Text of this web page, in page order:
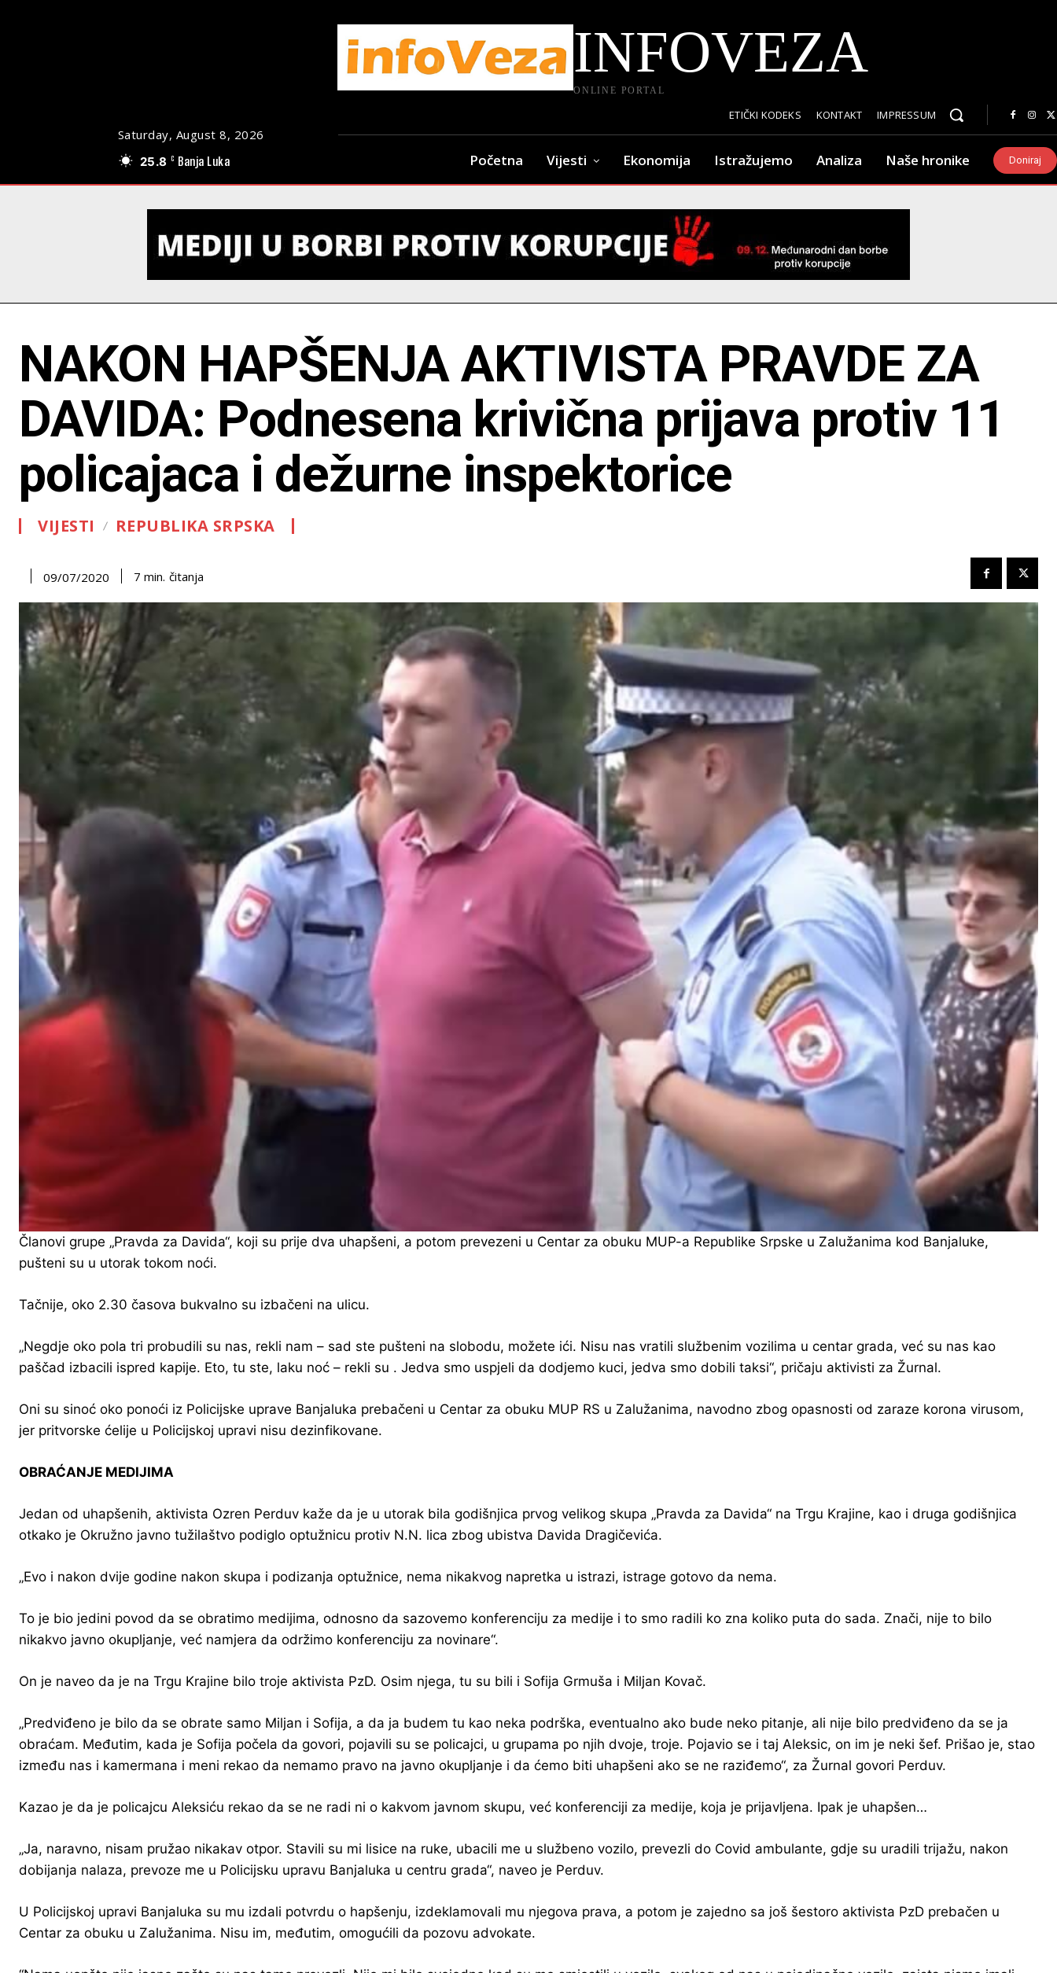
Saturday, August 8, 2026
25.8 C Banja Luka
INFOVEZA
ONLINE PORTAL
ETIČKI KODEKS KONTAKT IMPRESSUM
Početna Vijesti Ekonomija Istražujemo Analiza Naše hronike Doniraj
NAKON HAPŠENJA AKTIVISTA PRAVDE ZA
DAVIDA: Podnesena krivična prijava protiv 11
policajaca i dežurne inspektorice
VIJESTI REPUBLIKA SRPSKA
09/07/2020 7 min. čitanja
Članovi grupe „Pravda za Davida“, koji su prije dva uhapšeni, a potom prevezeni u Centar za obuku MUP-a Republike Srpske u Zalužanima kod Banjaluke,
pušteni su u utorak tokom noći.
Tačnije, oko 2.30 časova bukvalno su izbačeni na ulicu.
„Negdje oko pola tri probudili su nas, rekli nam – sad ste pušteni na slobodu, možete ići. Nisu nas vratili službenim vozilima u centar grada, već su nas kao
paščad izbacili ispred kapije. Eto, tu ste, laku noć – rekli su . Jedva smo uspjeli da dodjemo kuci, jedva smo dobili taksi“, pričaju aktivisti za Žurnal.
Oni su sinoć oko ponoći iz Policijske uprave Banjaluka prebačeni u Centar za obuku MUP RS u Zalužanima, navodno zbog opasnosti od zaraze korona virusom,
jer pritvorske ćelije u Policijskoj upravi nisu dezinfikovane.
OBRAĆANJE MEDIJIMA
Jedan od uhapšenih, aktivista Ozren Perduv kaže da je u utorak bila godišnjica prvog velikog skupa „Pravda za Davida“ na Trgu Krajine, kao i druga godišnjica
otkako je Okružno javno tužilaštvo podiglo optužnicu protiv N.N. lica zbog ubistva Davida Dragičevića.
„Evo i nakon dvije godine nakon skupa i podizanja optužnice, nema nikakvog napretka u istrazi, istrage gotovo da nema.
To je bio jedini povod da se obratimo medijima, odnosno da sazovemo konferenciju za medije i to smo radili ko zna koliko puta do sada. Znači, nije to bilo
nikakvo javno okupljanje, već namjera da održimo konferenciju za novinare“.
On je naveo da je na Trgu Krajine bilo troje aktivista PzD. Osim njega, tu su bili i Sofija Grmuša i Miljan Kovač.
„Predviđeno je bilo da se obrate samo Miljan i Sofija, a da ja budem tu kao neka podrška, eventualno ako bude neko pitanje, ali nije bilo predviđeno da se ja
obraćam. Međutim, kada je Sofija počela da govori, pojavili su se policajci, u grupama po njih dvoje, troje. Pojavio se i taj Aleksic, on im je neki šef. Prišao je, stao
između nas i kamermana i meni rekao da nemamo pravo na javno okupljanje i da ćemo biti uhapšeni ako se ne raziđemo“, za Žurnal govori Perduv.
Kazao je da je policajcu Aleksiću rekao da se ne radi ni o kakvom javnom skupu, već konferenciji za medije, koja je prijavljena. Ipak je uhapšen…
„Ja, naravno, nisam pružao nikakav otpor. Stavili su mi lisice na ruke, ubacili me u službeno vozilo, prevezli do Covid ambulante, gdje su uradili trijažu, nakon
dobijanja nalaza, prevoze me u Policijsku upravu Banjaluka u centru grada“, naveo je Perduv.
U Policijskoj upravi Banjaluka su mu izdali potvrdu o hapšenju, izdeklamovali mu njegova prava, a potom je zajedno sa još šestoro aktivista PzD prebačen u
Centar za obuku u Zalužanima. Nisu im, međutim, omogućili da pozovu advokate.